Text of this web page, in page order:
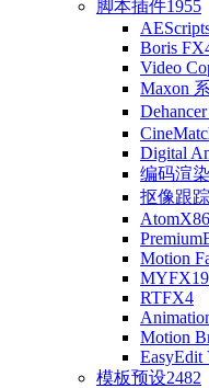
脚本插件1955
Boris FX
Video
Maxon
Digital
编码渲染
抠像跟踪
AtomX86
Motion
MYFX19
RTFX4
Motion
EasyEdit
模板预设2482